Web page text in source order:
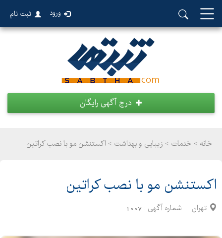
ورود ثبت نام
درج آگهی رایگان
خانه > خدمات > زیبایی و بهداشت > اکستنشن مو با نصب کراتین
اکستنشن مو با نصب کراتین
تهران شماره آگهی : 1007